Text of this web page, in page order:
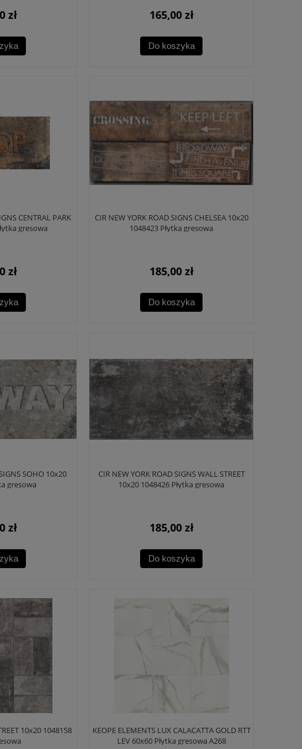
zł 165,00 zł
Do koszyka
CENTRAL PARK
gresowa
zł
CIR NEW YORK ROAD SIGNS CHELSEA 10x20
1048423 Płytka gresowa
185,00 zł
Do koszyka
SOHO 10x20
gresowa
zł
CIR NEW YORK ROAD SIGNS WALL STREET
10x20 1048426 Płytka gresowa
185,00 zł
Do koszyka
10x20 1048158
KEOPE ELEMENTS LUX CALACATTA GOLD RTT
LEV 60x60 Płytka gresowa A268